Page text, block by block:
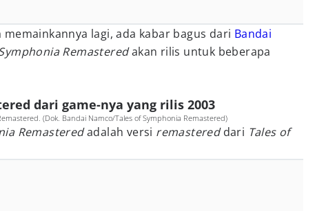
memainkannya lagi, ada kabar bagus dari Bandai
Remasteredakan rilis untuk beberapa
dari game-nya yang rilis 2003
(Dok. Bandai Namco/Tales of Symphonia Remastered)
Remasteredadalah versi remastereddari Tales of